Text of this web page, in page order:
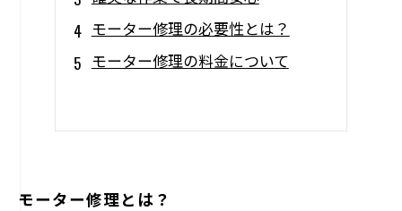
モーター修理の必要性とは？
モーター修理の料金について
モーター修理とは？